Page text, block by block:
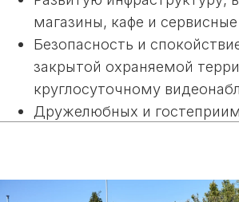
ответим на все ваши вопросы.
Почувствуйте себя как дома! Почувствуйте
«Мою Ильинку».
ЭКСКУРСИЯ В
«МОЯ ИЛЬИНКА»